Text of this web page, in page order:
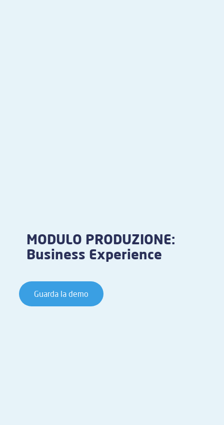
MODULO PRODUZIONE:
Business Experience
Guarda la demo